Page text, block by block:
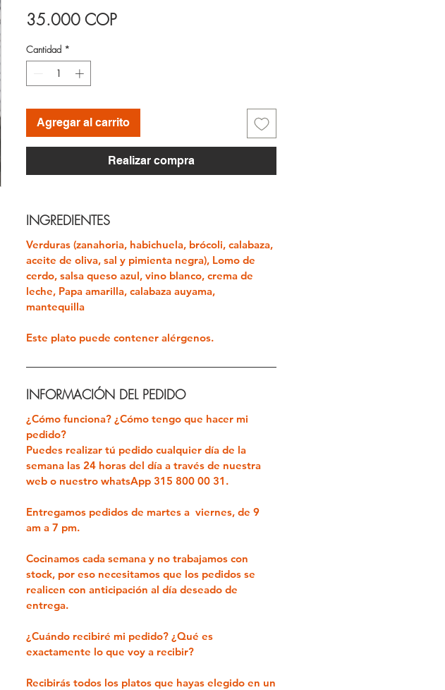
35.000 COPPrecio
Cantidad *
Agregar al carrito
Realizar compra
INGREDIENTES
Verduras (zanahoria, habichuela, brócoli, calabaza,
aceite de oliva, sal y pimienta negra), Lomo de
cerdo, salsa queso azul, vino blanco, crema de
leche, Papa amarilla, calabaza auyama,
mantequilla
Este plato puede contener alérgenos.
INFORMACIÓN DEL PEDIDO
¿Cómo funciona? ¿Cómo tengo que hacer mi
pedido?
Puedes realizar tú pedido cualquier día de la
semana las 24 horas del día a través de nuestra
web o nuestro whatsApp 315 800 00 31.
Entregamos pedidos de martes a viernes, de 9
am a 7 pm.
Cocinamos cada semana y no trabajamos con
stock, por eso necesitamos que los pedidos se
realicen con anticipación al día deseado de
entrega.
¿Cuándo recibiré mi pedido? ¿Qué es
exactamente lo que voy a recibir?
Recibirás todos los platos que hayas elegido en un